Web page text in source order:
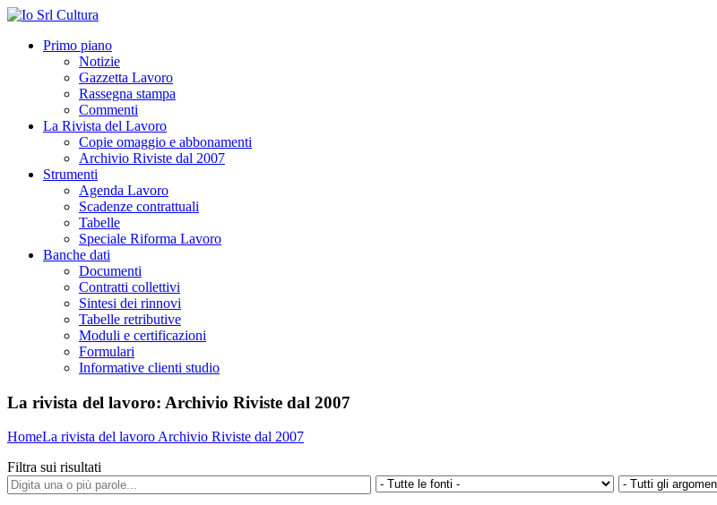
Primo piano
Notizie
Gazzetta Lavoro
Rassegna stampa
Commenti
La Rivista del Lavoro
Copie omaggio e abbonamenti
Archivio Riviste dal 2007
Strumenti
Agenda Lavoro
Scadenze contrattuali
Tabelle
Speciale Riforma Lavoro
Banche dati
Documenti
Contratti collettivi
Sintesi dei rinnovi
Tabelle retributive
Moduli e certificazioni
Formulari
Informative clienti studio
La rivista del lavoro: Archivio Riviste dal 2007
HomeLa rivista del lavoroArchivio Riviste dal 2007
Filtra sui risultati